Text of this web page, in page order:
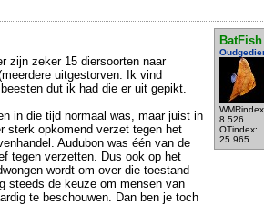
BatFish
8.526
OTindex:
25.965
zijn zeker 15 diersoorten naar
uitgestorven. Ik vind
dut ik had die er uit gepikt.
in die tijd normaal was, maar juist in
sterk opkomend verzet tegen het
Audubon was één van de
tegen verzetten. Dus ook op het
wordt om over die toestand
steeds de keuze om mensen van
te beschouwen. Dan ben je toch